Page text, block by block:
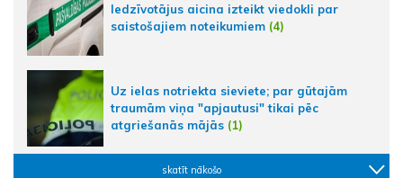
Iedzīvotājus aicina izteikt viedokli par
saistošajiem noteikumiem (4)
Uz ielas notriekta sieviete; par gūtajām
traumām viņa "apjautusi" tikai pēc
atgriešanās mājās (1)
skatīt nākošo